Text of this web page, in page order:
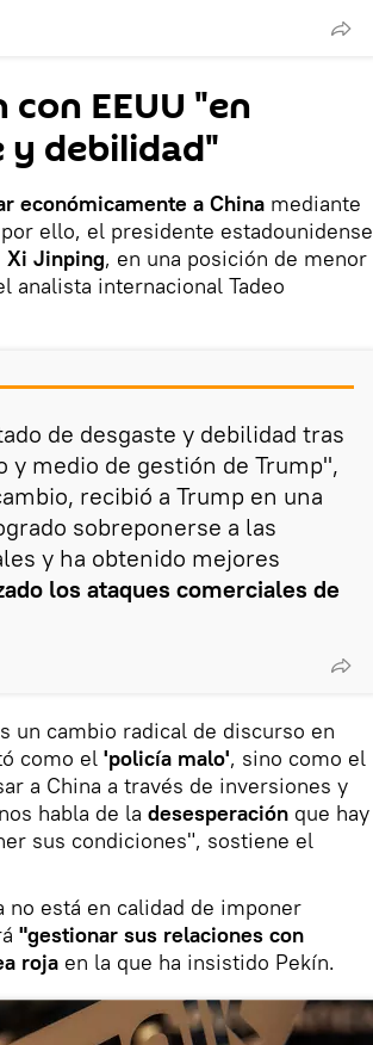
EEUU "en
y debilidad"
económicamente a China mediante
ello, el presidente estadounidense
Xi Jinping, en una posición de menor
analista internacional Tadeo
de desgaste y debilidad tras
y medio de gestión de Trump",
recibió a Trump en una
sobreponerse a las
y ha obtenido mejores
los ataques comerciales de
un cambio radical de discurso en
como el 'policía malo', sino como el
a China a través de inversiones y
habla de la desesperación que hay
sus condiciones", sostiene el
no está en calidad de imponer
"gestionar sus relaciones con
roja en la que ha insistido Pekín.